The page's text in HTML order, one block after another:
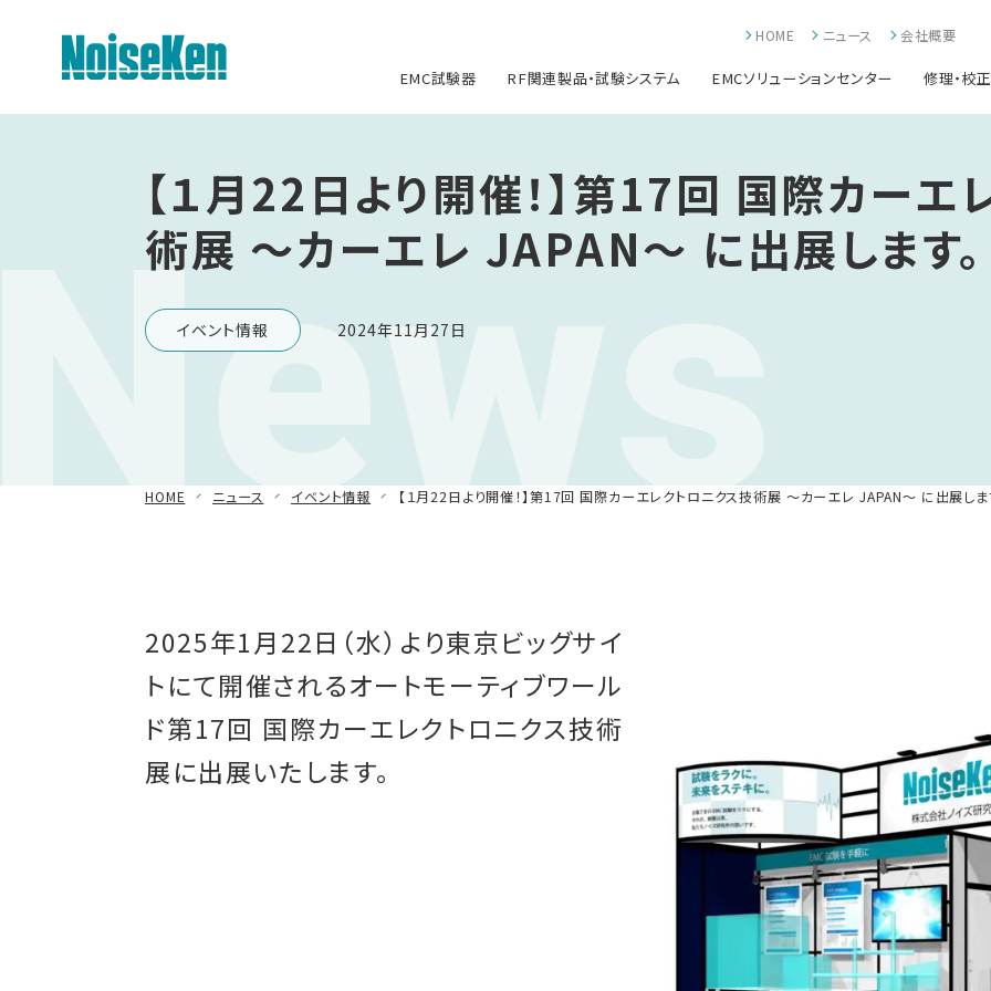
EMC試験器 RF関連製品・試験システム EMCソリューションセンター 修理・校正
HOME ニュース 会社概要
【１月22日より開催！】第17回 国際カー
術展 ～カーエレ JAPAN～ に出展します。
イベント情報 2024年11月27日
HOME ニュース イベント情報 【１月22日より開催！】第17回 国際カーエレクトロニクス技術展 ～カーエレ JAPAN～ に出展しま
2025年1月22日（水）より東京ビッグサイ
トにて開催されるオートモーティブワール
ド第17回 国際カーエレクトロニクス技術
展に出展いたします。
方形波インパルスノイズ試験器
ファスト・トランジェント/バースト試
減衰振動波試験器